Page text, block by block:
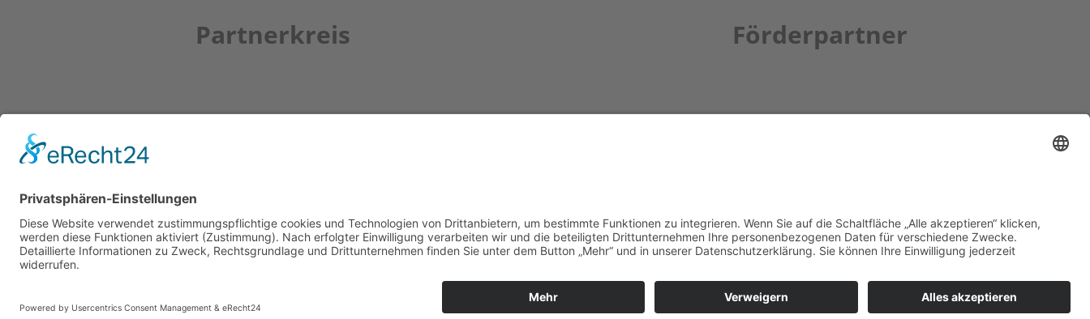
Partnerkreis Förderpartner
Newsletter
ZUR ANMELDUNG
Dr. Veronika Hofinger
Freyung 1, 92539 Schönsee
Tel.:+49 (0)9674 / 92 48 78
veronika.hofinger@cebb.de